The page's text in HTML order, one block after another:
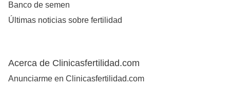
Banco de semen
Últimas noticias sobre fertilidad
Acerca de Clinicasfertilidad.com
Anunciarme en Clinicasfertilidad.com